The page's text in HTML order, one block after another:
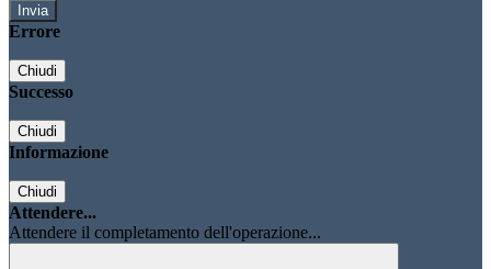
Errore
Chiudi
Successo
Chiudi
Informazione
Chiudi
Attendere...
Attendere il completamento dell'operazione...